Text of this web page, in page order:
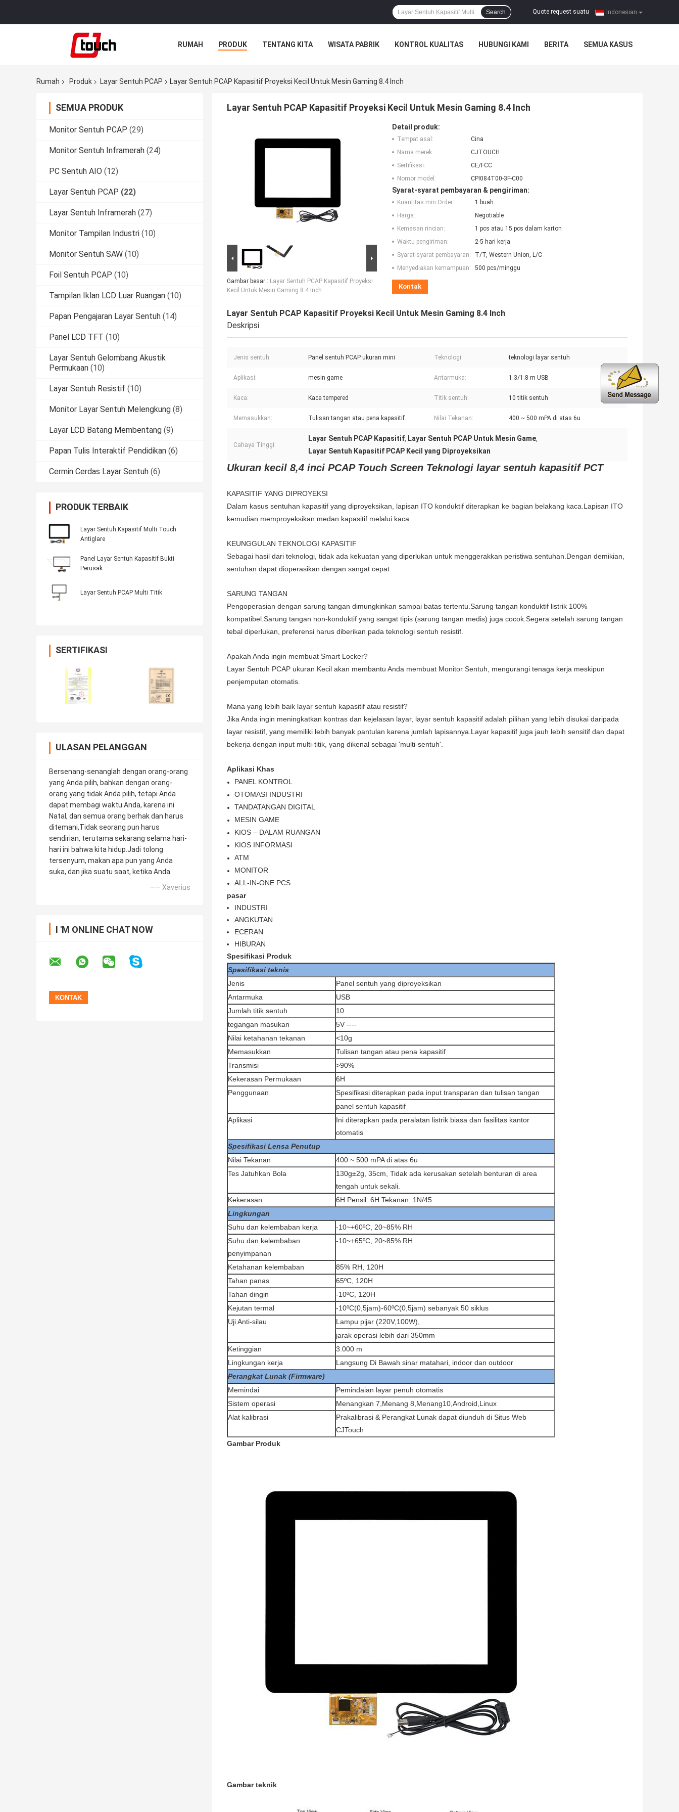
Indonesian
Quote request suatu
Search
RUMAH PRODUK TENTANG KITA WISATA PABRIK KONTROL KUALITAS HUBUNGI KAMI BERITA SEMUA KASUS
Rumah Produk Layar Sentuh PCAP Layar Sentuh PCAP Kapasitif Proyeksi Kecil Untuk Mesin Gaming 8.4 Inch
SEMUA PRODUK
Monitor Sentuh PCAP (29)
Monitor Sentuh Inframerah (24)
PC Sentuh AIO (12)
Layar Sentuh PCAP (22)
Layar Sentuh Inframerah (27)
Monitor Tampilan Industri (10)
Monitor Sentuh SAW (10)
Foil Sentuh PCAP (10)
Tampilan Iklan LCD Luar Ruangan (10)
Papan Pengajaran Layar Sentuh (14)
Panel LCD TFT (10)
Layar Sentuh Gelombang Akustik
Permukaan (10)
Layar Sentuh Resistif (10)
Monitor Layar Sentuh Melengkung (8)
Layar LCD Batang Membentang (9)
Papan Tulis Interaktif Pendidikan (6)
Cermin Cerdas Layar Sentuh (6)
PRODUK TERBAIK
Layar Sentuh Kapasitif Multi Touch
Antiglare
Panel Layar Sentuh Kapasitif Bukti
Perusak
Layar Sentuh PCAP Multi Titik
SERTIFIKASI
ULASAN PELANGGAN
Bersenang-senanglah dengan orang-orang
yang Anda pilih, bahkan dengan orang-
orang yang tidak Anda pilih, tetapi Anda
dapat membagi waktu Anda, karena ini
Natal, dan semua orang berhak dan harus
ditemani,Tidak seorang pun harus
sendirian, terutama sekarang selama hari-
hari ini bahwa kita hidup.Jadi tolong
tersenyum, makan apa pun yang Anda
suka, dan jika suatu saat, ketika Anda
—— Xaverius
I 'M ONLINE CHAT NOW
Layar Sentuh PCAP Kapasitif Proyeksi Kecil Untuk Mesin Gaming 8.4 Inch
Gambar besar : Layar Sentuh PCAP Kapasitif Proyeksi
Kecil Untuk Mesin Gaming 8.4 Inch
Detail produk:
Tempat asal:
Cina
Nama merek:
CJTOUCH
Sertifikasi:
CE/FCC
Nomor model:
CPI084T00-3F-C00
Syarat-syarat pembayaran & pengiriman:
Kuantitas min Order:
1 buah
Harga:
Negotiable
Kemasan rincian:
1 pcs atau 15 pcs dalam karton
Waktu pengiriman:
2-5 hari kerja
Syarat-syarat pembayaran:
T/T, Western Union, L/C
Menyediakan kemampuan:
500 pcs/minggu
Kontak
Layar Sentuh PCAP Kapasitif Proyeksi Kecil Untuk Mesin Gaming 8.4 Inch
Deskripsi
Jenis sentuh: Panel sentuh PCAP ukuran mini Teknologi: teknologi layar sentuh
Aplikasi: mesin game Antarmuka: 1.3/1.8 m USB
Kaca: Kaca tempered Titik sentuh: 10 titik sentuh
Memasukkan: Tulisan tangan atau pena kapasitif Nilai Tekanan: 400 ~ 500 mPA di atas 6u
Cahaya Tinggi:
Layar Sentuh PCAP Kapasitif, Layar Sentuh PCAP Untuk Mesin Game,
Layar Sentuh Kapasitif PCAP Kecil yang Diproyeksikan
Ukuran kecil 8,4 inci PCAP Touch Screen Teknologi layar sentuh kapasitif PCT
KAPASITIF YANG DIPROYEKSI
Dalam kasus sentuhan kapasitif yang diproyeksikan, lapisan ITO konduktif diterapkan ke bagian belakang kaca.Lapisan ITO
kemudian memproyeksikan medan kapasitif melalui kaca.
KEUNGGULAN TEKNOLOGI KAPASITIF
Sebagai hasil dari teknologi, tidak ada kekuatan yang diperlukan untuk menggerakkan peristiwa sentuhan.Dengan demikian,
sentuhan dapat dioperasikan dengan sangat cepat.
SARUNG TANGAN
Pengoperasian dengan sarung tangan dimungkinkan sampai batas tertentu.Sarung tangan konduktif listrik 100%
kompatibel.Sarung tangan non-konduktif yang sangat tipis (sarung tangan medis) juga cocok.Segera setelah sarung tangan
tebal diperlukan, preferensi harus diberikan pada teknologi sentuh resistif.
Apakah Anda ingin membuat Smart Locker?
Layar Sentuh PCAP ukuran Kecil akan membantu Anda membuat Monitor Sentuh, mengurangi tenaga kerja meskipun
penjemputan otomatis.
Mana yang lebih baik layar sentuh kapasitif atau resistif?
Jika Anda ingin meningkatkan kontras dan kejelasan layar, layar sentuh kapasitif adalah pilihan yang lebih disukai daripada
layar resistif, yang memiliki lebih banyak pantulan karena jumlah lapisannya.Layar kapasitif juga jauh lebih sensitif dan dapat
bekerja dengan input multi-titik, yang dikenal sebagai 'multi-sentuh'.
Aplikasi Khas
PANEL KONTROL
OTOMASI INDUSTRI
TANDATANGAN DIGITAL
MESIN GAME
KIOS – DALAM RUANGAN
KIOS INFORMASI
ATM
MONITOR
ALL-IN-ONE PCS
pasar
INDUSTRI
ANGKUTAN
ECERAN
HIBURAN
Spesifikasi Produk
Spesifikasi teknis
Jenis
Panel sentuh yang diproyeksikan
Antarmuka
USB
Jumlah titik sentuh
10
tegangan masukan
5V ----
Nilai ketahanan tekanan
<10g
Memasukkan
Tulisan tangan atau pena kapasitif
Transmisi
>90%
Kekerasan Permukaan
6H
Penggunaan
Spesifikasi diterapkan pada input transparan dan tulisan tangan
panel sentuh kapasitif
Aplikasi
Ini diterapkan pada peralatan listrik biasa dan fasilitas kantor
otomatis
Spesifikasi Lensa Penutup
Nilai Tekanan
400 ~ 500 mPA di atas 6u
Tes Jatuhkan Bola
130g±2g, 35cm, Tidak ada kerusakan setelah benturan di area
tengah untuk sekali.
Kekerasan
6H Pensil: 6H Tekanan: 1N/45.
Lingkungan
Suhu dan kelembaban kerja
-10~+60ºC, 20~85% RH
Suhu dan kelembaban
penyimpanan
-10~+65ºC, 20~85% RH
Ketahanan kelembaban
85% RH, 120H
Tahan panas
65ºC, 120H
Tahan dingin
-10ºC, 120H
Kejutan termal
-10ºC(0,5jam)-60ºC(0,5jam) sebanyak 50 siklus
Uji Anti-silau
Lampu pijar (220V,100W),
jarak operasi lebih dari 350mm
Ketinggian
3.000 m
Lingkungan kerja
Langsung Di Bawah sinar matahari, indoor dan outdoor
Perangkat Lunak (Firmware)
Memindai
Pemindaian layar penuh otomatis
Sistem operasi
Menangkan 7,Menang 8,Menang10,Android,Linux
Alat kalibrasi
Prakalibrasi & Perangkat Lunak dapat diunduh di Situs Web
CJTouch
Gambar Produk
Gambar teknik